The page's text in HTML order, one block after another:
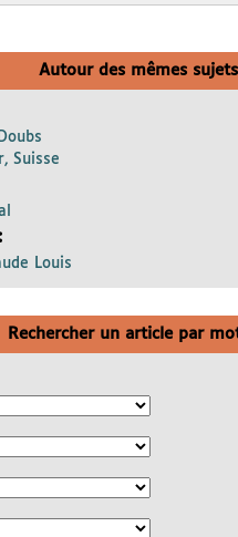
Autour des mêmes sujets
Suisse
Louis
Rechercher un article par